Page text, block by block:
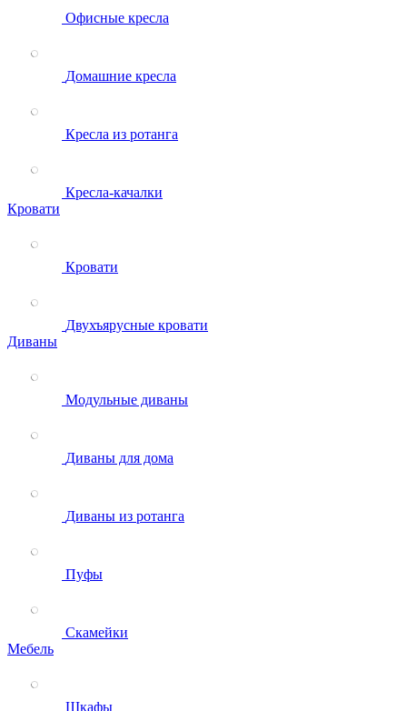
Офисные кресла
Домашние кресла
Кресла из ротанга
Кресла-качалки
Кровати
Кровати
Двухъярусные кровати
Диваны
Модульные диваны
Диваны для дома
Диваны из ротанга
Пуфы
Скамейки
Мебель
Шкафы